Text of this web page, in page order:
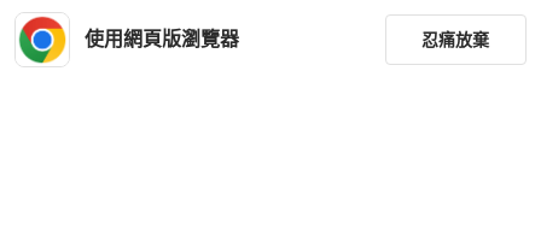
包M46203
MOP 24,107
齡球沙灘包波士頓包小
使用網頁版瀏覽器 忍痛放棄